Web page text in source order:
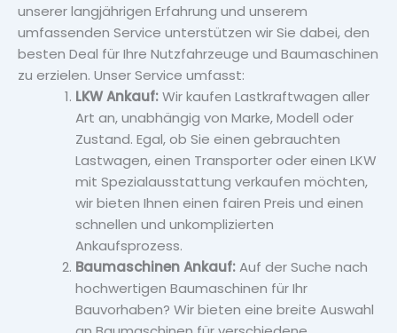
unserer langjährigen Erfahrung und unserem
umfassenden Service unterstützen wir Sie dabei, den
besten Deal für Ihre Nutzfahrzeuge und Baumaschinen
zu erzielen. Unser Service umfasst:
LKW Ankauf:Wir kaufen Lastkraftwagen aller
Art an, unabhängig von Marke, Modell oder
Zustand. Egal, ob Sie einen gebrauchten
Lastwagen, einen Transporter oder einen LKW
mit Spezialausstattung verkaufen möchten,
wir bieten Ihnen einen fairen Preis und einen
schnellen und unkomplizierten
Ankaufsprozess.
Baumaschinen Ankauf:Auf der Suche nach
hochwertigen Baumaschinen für Ihr
Bauvorhaben? Wir bieten eine breite Auswahl